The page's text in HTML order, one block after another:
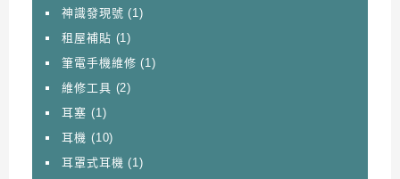
神識發現號 (1)
租屋補貼 (1)
筆電手機維修 (1)
維修工具 (2)
耳塞 (1)
耳機 (10)
耳罩式耳機 (1)